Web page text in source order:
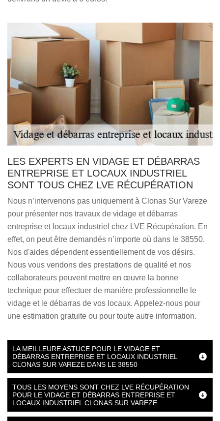
LES EXPERTS EN VIDAGE ET DÉBARRAS
ENTREPRISE ET LOCAUX INDUSTRIEL
SONT TOUS CHEZ LVE RÉCUPÉRATION
Nous n’intervenons pas uniquement à Clonas Sur Vareze
pour présenter nos travaux de vidage et débarras
entreprise et locaux industriel chez LVE Récupération. En
effet, on peut être demandés n’importe où dans le 38550.
Nos d'aides dépendent essentiellement de vos désirs.
Nous vous vendons des prestations de qualité et nos
collaborateurs peuvent mettre en œuvre la bonne
technique pour effectuer de manière professionnelle le
vidage et le débarras de vos locaux. Appelez-nous pour
une estimation gratuite ou pour toute autre information.
LA MEILLEURE ASTUCE POUR LE VIDAGE ET
DÉBARRAS ENTREPRISE ET LOCAUX INDUSTRIEL
CLONAS SUR VAREZE DANS LE 38550
TOUS LES MOYENS SONT CHEZ LVE RÉCUPÉRATION
POUR LE VIDAGE ET DÉBARRAS ENTREPRISE ET
LOCAUX INDUSTRIEL CLONAS SUR VAREZE